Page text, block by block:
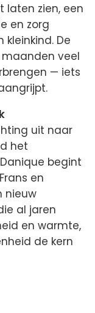
laten zien, een
en zorg
De
veel
— iets
uit naar
het
begint
en
nieuw
al jaren
en warmte,
de kern